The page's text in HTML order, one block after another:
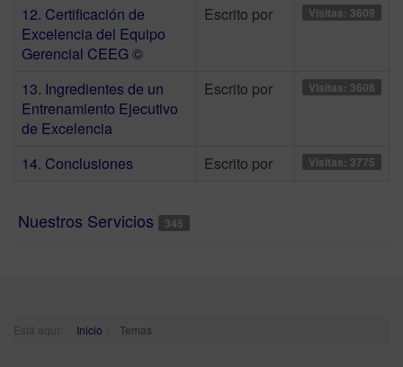
12. Certificación de
Excelencia del Equipo
Gerencial CEEG ©
Escrito por Visitas: 3609
13. Ingredientes de un
Entrenamiento Ejecutivo
de Excelencia
Escrito por Visitas: 3608
14. Conclusiones Escrito por Visitas: 3775
Nuestros Servicios 345
Está aquí: Inicio Temas